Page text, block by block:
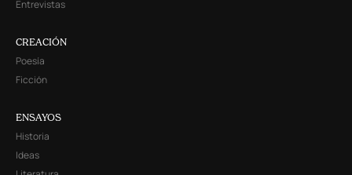
Entrevistas
CREACIÓN
Poesía
Ficción
ENSAYOS
Historia
Ideas